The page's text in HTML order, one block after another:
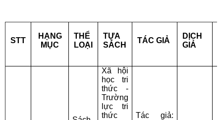
STT
HẠNG
MỤC
THỂ
LOẠI
TỰA
SÁCH
TÁC GIẢ
DỊCH
GIẢ
Xã hội
học tri
thức -
Trường
lực tri
thức
Tác giả: